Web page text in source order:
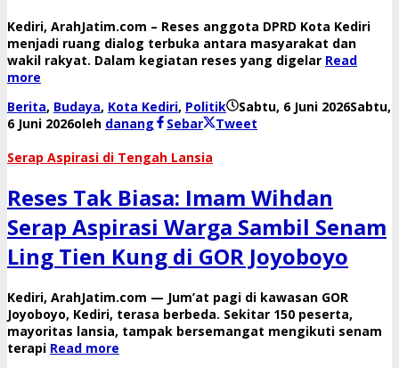
Kediri, ArahJatim.com – Reses anggota DPRD Kota Kediri
menjadi ruang dialog terbuka antara masyarakat dan
wakil rakyat. Dalam kegiatan reses yang digelar Read
more
Berita, Budaya, Kota Kediri, Politik Sabtu, 6 Juni 2026Sabtu,
6 Juni 2026oleh danang Sebar
Tweet
Serap Aspirasi di Tengah Lansia
Reses Tak Biasa: Imam Wihdan
Serap Aspirasi Warga Sambil Senam
Ling Tien Kung di GOR Joyoboyo
Kediri, ArahJatim.com — Jum’at pagi di kawasan GOR
Joyoboyo, Kediri, terasa berbeda. Sekitar 150 peserta,
mayoritas lansia, tampak bersemangat mengikuti senam
terapi Read more